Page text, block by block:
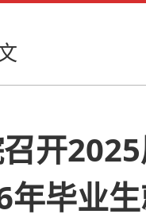
开
毕业